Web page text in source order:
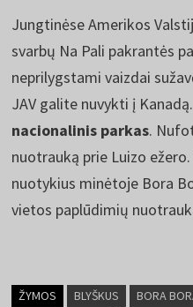
Jungtinėse Amerikos
svarbų Na Pali pakrantės
neprilygstami vaizdai
JAV galite nuvykti į
nacionalinis parkas.
nuotrauką prie Luizo
nuotykius minėtoje Bora
vietos paplūdimių
ŽYMOS BLYŠKUS BORA